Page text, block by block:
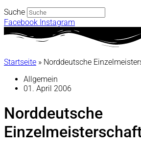
Suche
Facebook Instagram
Startseite » Norddeutsche
Allgemein
01. April 2006
Norddeutsche